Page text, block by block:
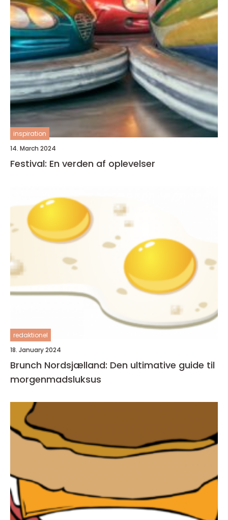
inspiration
14. March 2024
Festival: En verden af oplevelser
redaktionel
18. January 2024
Brunch Nordsjælland: Den ultimative guide til
morgenmadsluksus